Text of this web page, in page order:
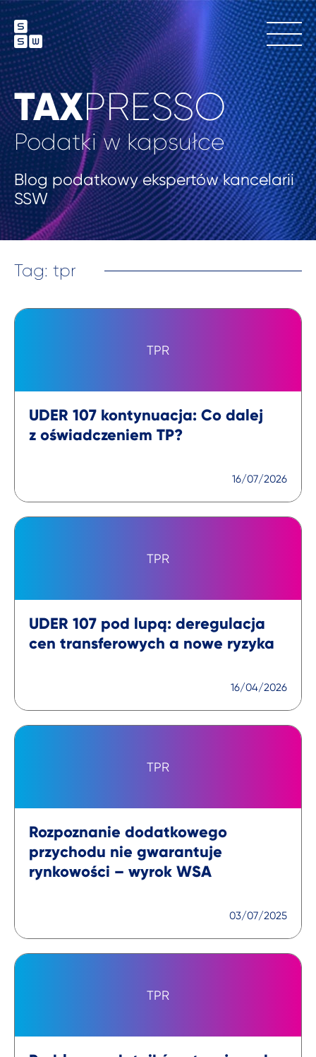
TAXPRESSO
Podatki w kapsułce
Blog podatkowy ekspertów kancelarii
SSW
Tag: tpr
TPR
UDER 107 kontynuacja: Co dalej
z oświadczeniem TP?
16/07/2026
TPR
UDER 107 pod lupą: deregulacja
cen transferowych a nowe ryzyka
16/04/2026
TPR
Rozpoznanie dodatkowego
przychodu nie gwarantuje
rynkowości – wyrok WSA
03/07/2025
TPR